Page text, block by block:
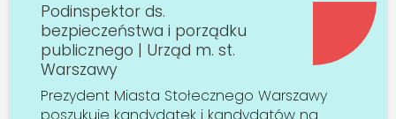
Podinspektor ds.
bezpieczeństwa i porządku
publicznego | Urząd m. st.
Warszawy
Prezydent Miasta Stołecznego Warszawy